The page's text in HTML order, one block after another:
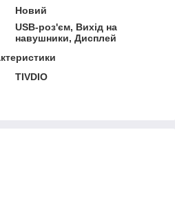
Новий
USB-роз'єм, Вихід на
навушники, Дисплей
TIVDIO